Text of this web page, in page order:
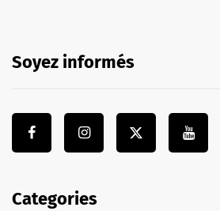
Soyez informés
Categories